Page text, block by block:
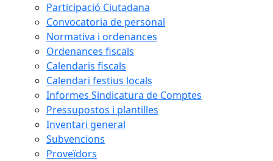
Participació Ciutadana
Convocatoria de personal
Normativa i ordenances
Ordenances fiscals
Calendaris fiscals
Calendari festius locals
Informes Sindicatura de Comptes
Pressupostos i plantilles
Inventari general
Subvencions
Proveïdors